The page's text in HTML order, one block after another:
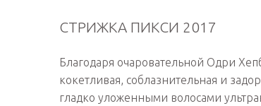
СТРИЖКА ПИКСИ 2017
Благодаря очаровательной Одри
кокетливая, соблазнительная и
гладко уложенными волосами